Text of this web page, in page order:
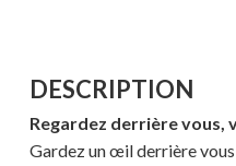
DESCRIPTION
Regardez derrière vous,
Gardez un œil derrière